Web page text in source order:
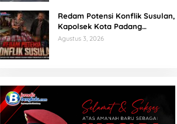
Redam Potensi Konflik Susulan,
Kapolsek Kota Padang
Sambangi Kediaman Korban
Agustus 3, 2026